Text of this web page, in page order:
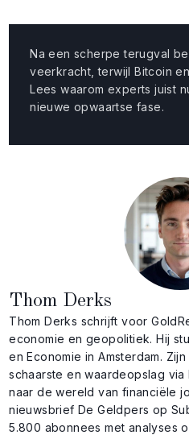
Na een scherpe terugval
veerkracht, terwijl Bitcoin
Lees waarom experts juist
nieuwe opwaartse fase.
Thom Derks
Thom Derks schrijft voor
economie en geopolitiek. Hij
en Economie in Amsterdam.
schaarste en waardeopslag
naar de wereld van financiële
nieuwsbrief De Geldpers op
5.800 abonnees met analyses